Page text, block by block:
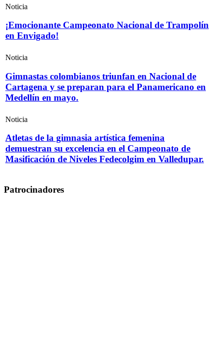
Noticia
¡Emocionante Campeonato Nacional de Trampolín
en Envigado!
Noticia
Gimnastas colombianos triunfan en Nacional de
Cartagena y se preparan para el Panamericano en
Medellín en mayo.
Noticia
Atletas de la gimnasia artística femenina
demuestran su excelencia en el Campeonato de
Masificación de Niveles Fedecolgim en Valledupar.
Patrocinadores